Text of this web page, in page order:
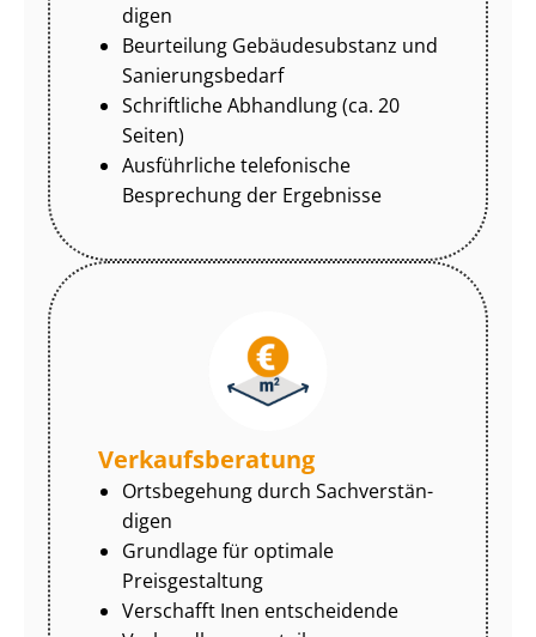
di­gen
Beurteilung Gebäudesubstanz und
Sa­nie­rungs­be­darf
Schriftliche Abhandlung (ca. 20
Seiten)
Ausführliche telefonische
Besprechung der Ergebnisse
Ver­kaufs­be­ra­tung
Ortsbegehung durch Sach­ver­stän­
di­gen
Grundlage für optimale
Preisgestaltung
Verschafft Inen entscheidende